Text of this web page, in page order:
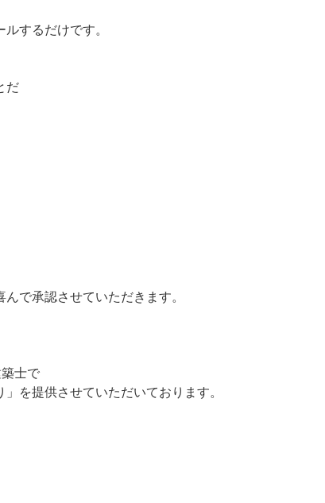
するだけです。
だ
で承認させていただきます。
士で
を提供させていただいております。